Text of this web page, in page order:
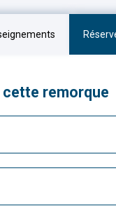
cette remorque